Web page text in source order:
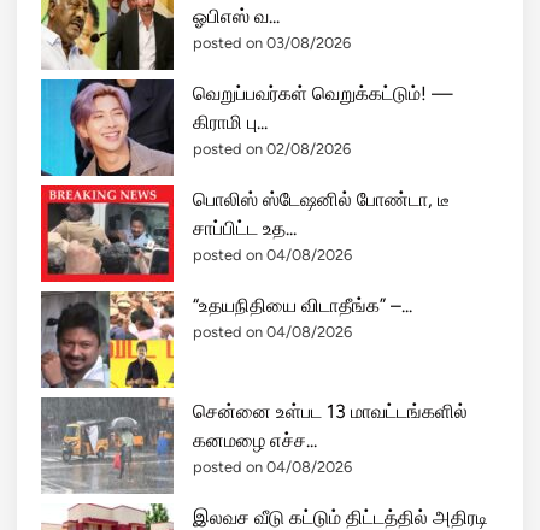
ஓபிஎஸ் வ...
posted on 03/08/2026
வெறுப்பவர்கள் வெறுக்கட்டும்! —
கிராமி பு...
posted on 02/08/2026
பொலிஸ் ஸ்டேஷனில் போண்டா, டீ
சாப்பிட்ட உத...
posted on 04/08/2026
“உதயநிதியை விடாதீங்க” –...
posted on 04/08/2026
சென்னை உள்பட 13 மாவட்டங்களில்
கனமழை எச்ச...
posted on 04/08/2026
இலவச வீடு கட்டும் திட்டத்தில் அதிரடி